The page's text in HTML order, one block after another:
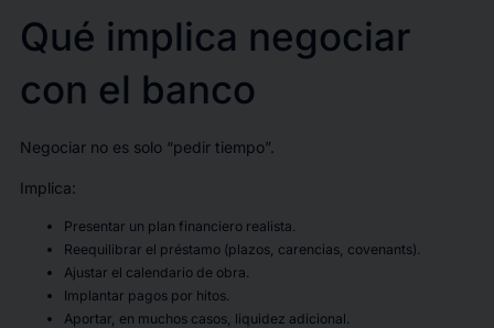
Qué implica negociar
con el banco
Negociar no es solo “pedir tiempo”.
Implica:
Presentar un plan financiero realista.
Reequilibrar el préstamo (plazos, carencias, covenants).
Ajustar el calendario de obra.
Implantar pagos por hitos.
Aportar, en muchos casos, liquidez adicional.